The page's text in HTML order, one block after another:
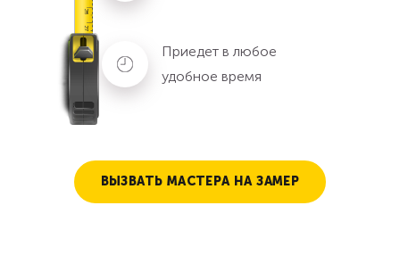
Приедет в любое
удобное время
ВЫЗВАТЬ МАСТЕРА НА ЗАМЕР